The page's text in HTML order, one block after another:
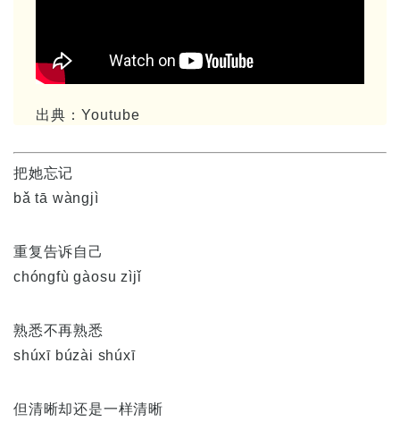
出典：Youtube
把她忘记
bǎ tā wàngjì
重复告诉自己
chóngfù gàosu zìjǐ
熟悉不再熟悉
shúxī búzài shúxī
但清晰却还是一样清晰